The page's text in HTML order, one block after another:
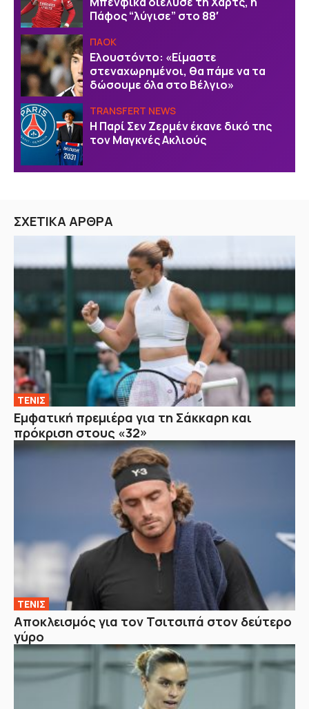
Πάφος “λύγισε” στο 88′
ΠΑΟΚ
Ελουστόντο: «Είμαστε
στεναχωρημένοι, θα πάμε να τα
δώσουμε όλα στο Βέλγιο»
TRANSFERT NEWS
Η Παρί Σεν Ζερμέν έκανε δικό της
τον Μαγκνές Ακλιούς
ΣΧΕΤΙΚΑ ΑΡΘΡΑ
ΤΕΝΙΣ
Εμφατική πρεμιέρα για τη Σάκκαρη και
πρόκριση στους «32»
ΤΕΝΙΣ
Αποκλεισμός για τον Τσιτσιπά στον δεύτερο
γύρο